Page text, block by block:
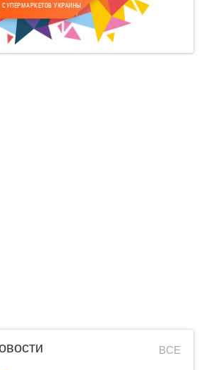
СУПЕРМАРКЕТОВ УКРАИНЫ
ВСЕ